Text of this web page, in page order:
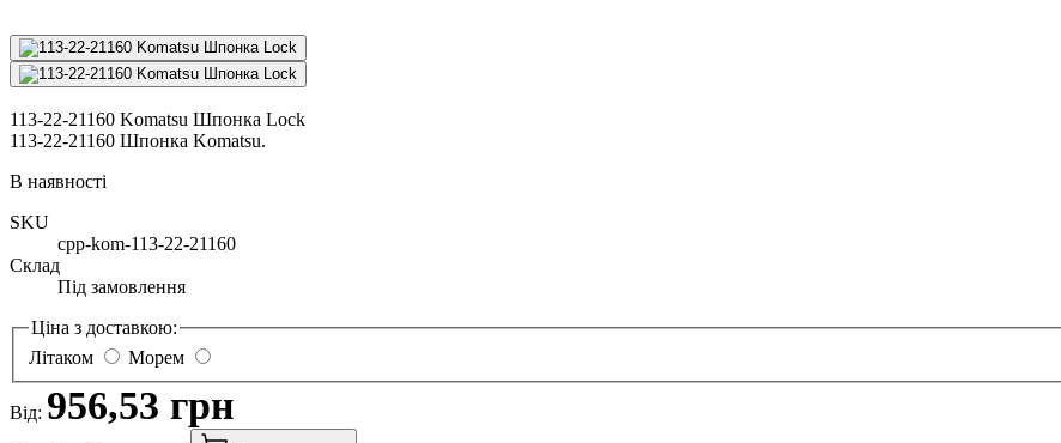
113-22-21160 Komatsu Шпонка Lock
113-22-21160 Шпонка Komatsu.
В наявності
SKU
cpp-kom-113-22-21160
Склад
Під замовлення
Ціна з доставкою:
Літаком
Морем
Від: 956,53 грн